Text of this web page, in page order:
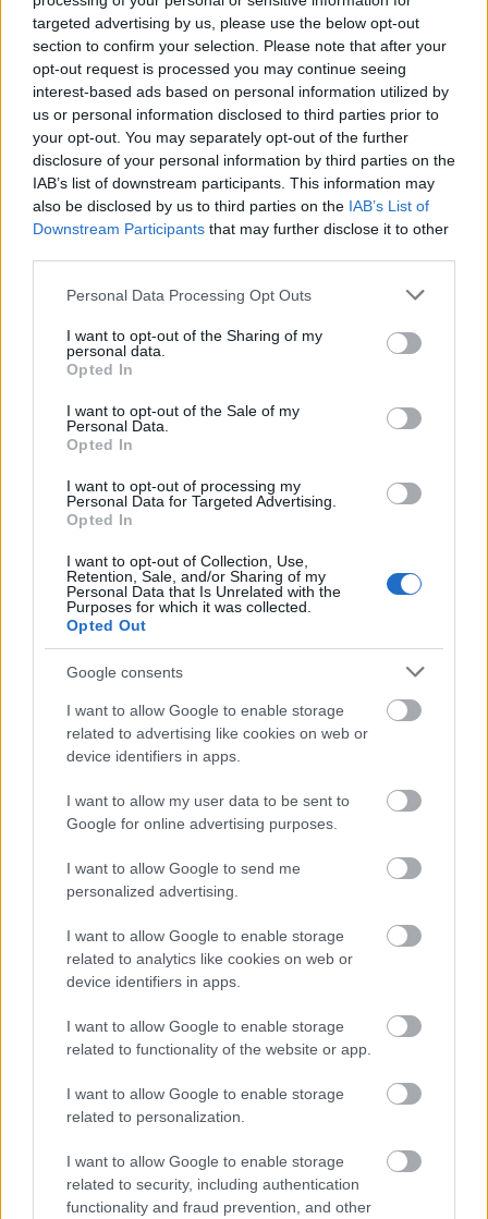
targeted advertising by us, please use the below opt-out
section to confirm your selection. Please note that after your
opt-out request is processed you may continue seeing
interest-based ads based on personal information utilized by
us or personal information disclosed to third parties prior to
your opt-out. You may separately opt-out of the further
disclosure of your personal information by third parties on the
IAB’s list of downstream participants. This information may
also be disclosed by us to third parties on the IAB’s List of
Downstream Participants that may further disclose it to other
Please note that this website/app uses one or more Google
not limited to your visit or usage behaviour. You may click to
grant or deny consent to Google and its third-party tags to
use your data for below specified purposes in below Google
consent section.
Personal Data Processing Opt Outs
I want to opt-out of the Sharing of my
personal data.
Opted In
I want to opt-out of the Sale of my
Personal Data.
Opted In
I want to opt-out of processing my
Personal Data for Targeted Advertising.
Opted In
I want to opt-out of Collection, Use,
Retention, Sale, and/or Sharing of my
Personal Data that Is Unrelated with the
Purposes for which it was collected.
Opted Out
Google consents
I want to allow Google to enable storage
related to advertising like cookies on web or
device identifiers in apps.
I want to allow my user data to be sent to
Google for online advertising purposes.
I want to allow Google to send me
personalized advertising.
I want to allow Google to enable storage
related to analytics like cookies on web or
device identifiers in apps.
I want to allow Google to enable storage
related to functionality of the website or app.
I want to allow Google to enable storage
related to personalization.
I want to allow Google to enable storage
related to security, including authentication
functionality and fraud prevention, and other
hogy nagyon sokan is játszhatjuk – akár 4-8
csoport is részt vehet a játékban,
csapatonként 2-3 fő. A játék lényege tényleg
a leleményesség és a humor – idegen szavak
jelentését kell kitalálni (adott esetben
fordítva is játszható, tehát egy-egy definíciót
hallva kell a szót megfejteni). Igaz, a szavak
szinte egytől egyig megfejthetetlenek, hiszen
a kártyákon elsősorban a köznapi
nyelvben soha nem használatos szavakat
találunk, mint példáulinerciális
(tehetetlenségi),öre(svéd, dán és norvég
pénzegység) vagy épprapakivi(a földkéreg
őskorban kialakult részein található
kőzet) és még sorolhatnánk - érdekes
viszont, hogy az ember milyen nagy
Kicsi, de talán hasznos segítség, hogy az
idegen írású szó ejtését is megadják. A
rendelkezésre, a cél pedig hogy minél több
pontot szerezz.
A Definity nem azért jó, mert újdonság a
piacon, hiszen mindezt akár az egész
hóbelebanc nélkül, egy szál Bakos-kötettel is
kis színes kártyák adnak egy adag fílinget a
társasjátékozó estnek.
Aki meg akarja jobban ismerni a játékot,
valamint annak megálmodóit, az december 9-
Definity Klubba (mely ezután havonta
egyszer lesz). Jelentkezni a
Játék Lavór